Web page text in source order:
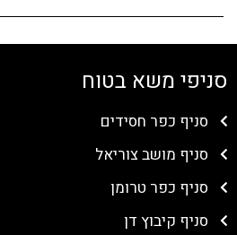
סניפי משא בטוח
סניף כפר חסידים
סניף מושב צוריאל
סניף כפר טרומן
סניף קיבוץ דן